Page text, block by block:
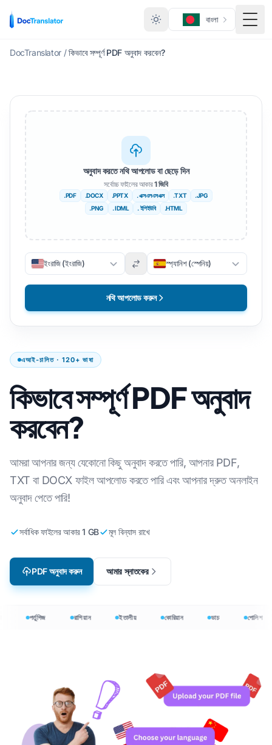
বাংলা
মেনু
DocTranslator / কিভাবে সম্পূর্ণ PDF অনুবাদ করবেন?
এআই-চালিত · 120+ ভাষা
কিভাবে সম্পূর্ণ PDF অনুবাদ
করবেন?
আমরা আপনার জন্য যেকোনো কিছু অনুবাদ করতে পারি, আপনার PDF,
TXT বা DOCX ফাইল আপলোড করতে পারি এবং আপনার দ্রুত অনলাইন
অনুবাদ পেতে পারি!
সর্বাধিক ফাইলের আকার 1 GB মূল বিন্যাস রাখে
PDF অনুবাদ করুন আমার স্নাতকের
অনুবাদ করতে নথি আপলোড বা ছেড়ে দিন
সর্বোচ্চ ফাইলের আকার1 জিবি
.PDF .DOCX .PPTX . এক্সএলএসএক্স .TXT
.JPG
.PNG
. IDML . ইপিইউবি .HTML
ইংরাজি (ইংরাজি) স্প্যানিশ (স্পেনিয়)
নথি আপলোড করুন
পর্তুগিজ রাশিয়ান ইতালীয় কোরিয়ান ডাচ পোলিশ